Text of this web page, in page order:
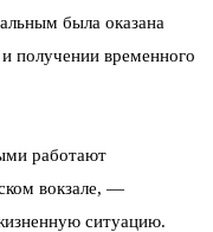
была оказана
получении временного
работают
вокзале, —
ситуацию.